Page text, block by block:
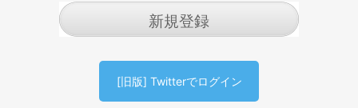
新規登録
[旧版] Twitterでログイン